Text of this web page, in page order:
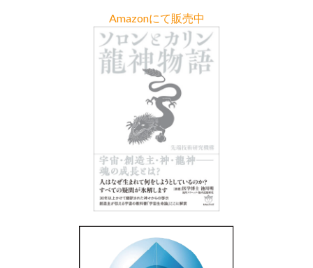
Amazonにて販売中